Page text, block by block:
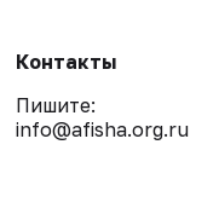
Контакты
Пишите:
info@afisha.org.ru